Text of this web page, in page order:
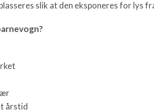
slik at den eksponeres for lys
årstid